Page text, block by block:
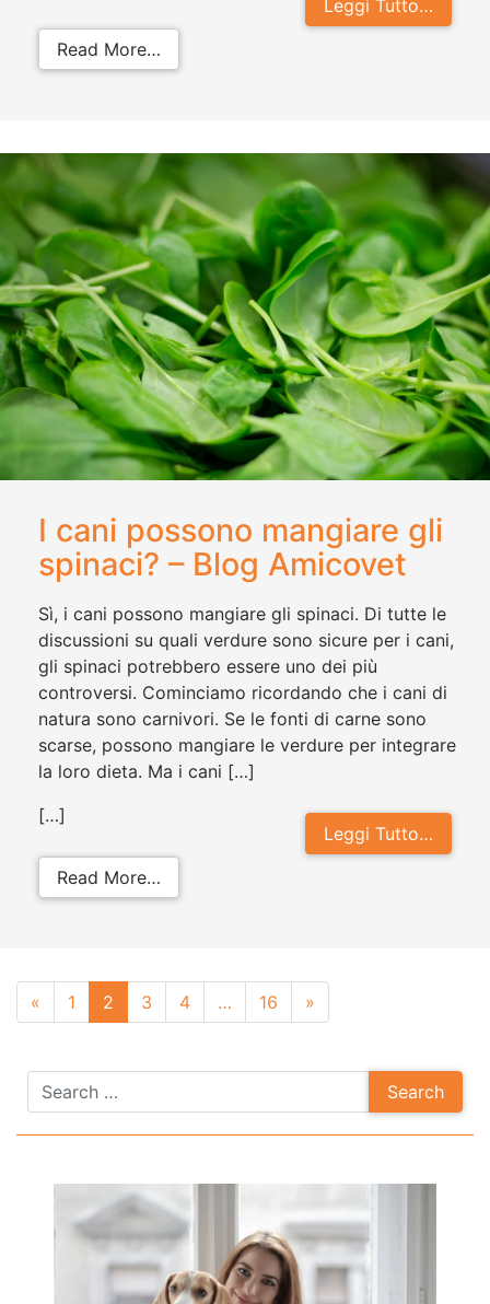
Leggi Tutto…
Read More…
I cani possono mangiare gli
spinaci? – Blog Amicovet
Sì, i cani possono mangiare gli spinaci. Di tutte le
discussioni su quali verdure sono sicure per i cani,
gli spinaci potrebbero essere uno dei più
controversi. Cominciamo ricordando che i cani di
natura sono carnivori. Se le fonti di carne sono
scarse, possono mangiare le verdure per integrare
la loro dieta. Ma i cani […]
Leggi Tutto…
[…]
Read More…
Posts
navigation
« 1 2 3 4 … 16 »